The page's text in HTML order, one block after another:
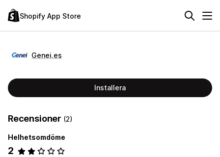
Shopify App Store
Genei.es
Installera
Recensioner (2)
Helhetsomdöme
2